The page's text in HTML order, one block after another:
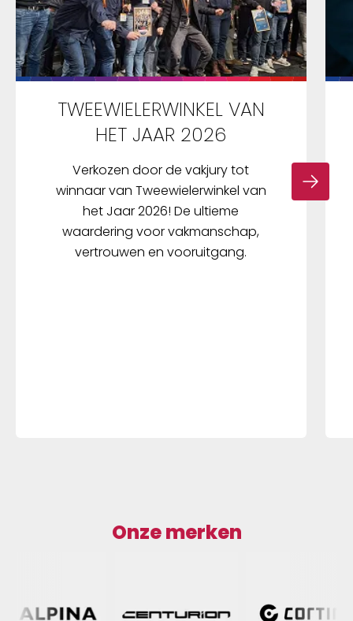
TWEEWIELERWINKEL VAN
HET JAAR 2026
Verkozen door de vakjury tot
winnaar van Tweewielerwinkel van
het Jaar 2026! De ultieme
waardering voor vakmanschap,
vertrouwen en vooruitgang.
Onze merken